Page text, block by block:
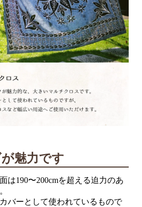
魅力です
は190〜200cmを超える迫力のあ
バーとして使われているもので